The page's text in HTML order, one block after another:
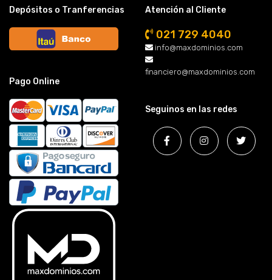
Depósitos o Tranferencias
Pago Online
Atención al Cliente
021 729 4040
info@maxdominios.com
financiero@maxdominios.com
Seguinos en las redes